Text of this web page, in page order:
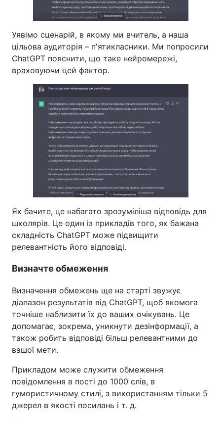
Уявімо сценарій, в якому ми вчитель, а наша
цільова аудиторія – п'ятикласники. Ми попросили
ChatGPT пояснити, що таке нейромережі,
враховуючи цей фактор.
Як бачите, це набагато зрозуміліша відповідь для
школярів. Це один із прикладів того, як бажана
складність ChatGPT може підвищити
релевантність його відповіді.
Визначте обмеження
Визначення обмежень ще на старті звужує
діапазон результатів від ChatGPT, щоб якомога
точніше наблизити їх до ваших очікувань. Це
допомагає, зокрема, уникнути дезінформації, а
також робить відповіді більш релевантними до
вашої мети.
Прикладом може служити обмеження
повідомлення в пості до 1000 слів, в
гумористичному стилі, з використанням тільки 5
джерел в якості посилань і т. д.